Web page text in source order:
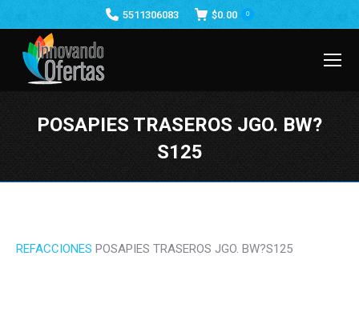
5511306083 $0.00 0
POSAPIES TRASEROS JGO. BW?
S125
REFACCIONES POSAPIES TRASEROS JGO. BW?S125